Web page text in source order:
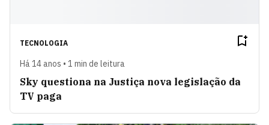
TECNOLOGIA
Há 14 anos • 1 min de leitura
Sky questiona na Justiça nova legislação da
TV paga